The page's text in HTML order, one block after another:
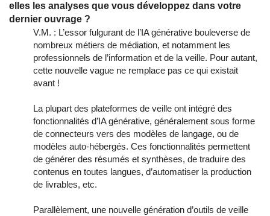
elles les analyses que vous développez dans votre
dernier ouvrage ?
V.M. : L’essor fulgurant de l’IA générative bouleverse de
nombreux métiers de médiation, et notamment les
professionnels de l’information et de la veille. Pour autant,
cette nouvelle vague ne remplace pas ce qui existait
avant !
La plupart des plateformes de veille ont intégré des
fonctionnalités d’IA générative, généralement sous forme
de connecteurs vers des modèles de langage, ou de
modèles auto-hébergés. Ces fonctionnalités permettent
de générer des résumés et synthèses, de traduire des
contenus en toutes langues, d’automatiser la production
de livrables, etc.
Parallèlement, une nouvelle génération d’outils de veille